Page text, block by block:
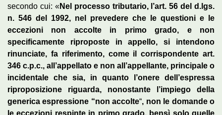
secondo cui: «Nel processo tributario, l’art. 56 del d.lgs.
n. 546 del 1992, nel prevedere che le questioni e le
eccezioni non accolte in primo grado, e non
specificamente riproposte in appello, si intendono
rinunciate, fa riferimento, come il corrispondente art.
346 c.p.c., all’appellato e non all’appellante, principale o
incidentale che sia, in quanto l’onere dell’espressa
riproposizione riguarda, nonostante l’impiego della
generica espressione “non accolte“, non le domande o
le eccezioni respinte in primo grado, bensì solo quelle